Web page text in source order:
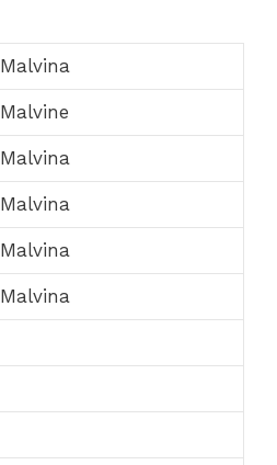
Malvina
Malvine
Malvina
Malvina
Malvina
Malvina